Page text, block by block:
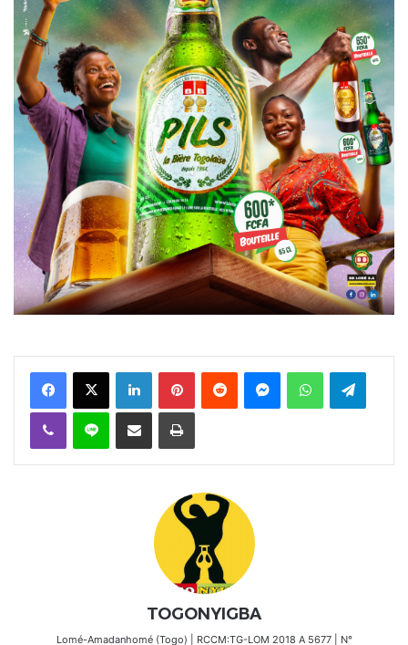
FacebookX Linkedin PinterestReddit MessengerWhatsAppTelegram
Viber Ligne Partager par email Imprimer
TOGONYIGBA
Lomé-Amadanhomé (Togo) | RCCM:TG-LOM 2018 A 5677 | N°